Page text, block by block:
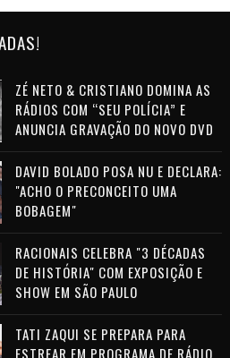
ZÉ NETO & CRISTIANO DOMINA AS
RÁDIOS COM “SEU POLÍCIA” E
ANUNCIA GRAVAÇÃO DO NOVO DVD
DAVID BOLADO POSA NU E DECLARA:
"ACHO O PRECONCEITO UMA
BOBAGEM"
RACIONAIS CELEBRA "3 DÉCADAS
DE HISTÓRIA" COM EXPOSIÇÃO E
SHOW EM SÃO PAULO
TATI ZAQUI SE PREPARA PARA
ESTREAR EM PROGRAMA DE RÁDIO